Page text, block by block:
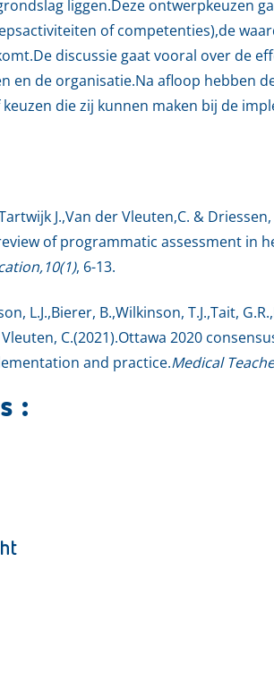
liggen.Deze ontwerpkeuzen
of competenties),de
discussie gaat vooral over de
en de organisatie.Na afloop hebben
die zij kunnen maken bij de
J.,Van der Vleuten,C. &
of programmatic assessment in
, 6-13.
L.J.,Bierer, B.,Wilkinson, T.J.,Tait,
C.(2021).Ottawa 2020
and practice.Medical
: